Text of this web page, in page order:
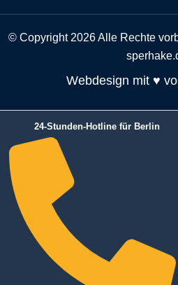
© Copyright 2026 Alle Rechte
Webdesign mit ♥
24-Stunden-Hotline für Berlin